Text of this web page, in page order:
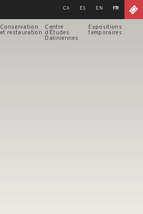
CA ES EN FR
Conservation
et restauration
Centre
d’Études
Daliniennes
Expositions
temporaires